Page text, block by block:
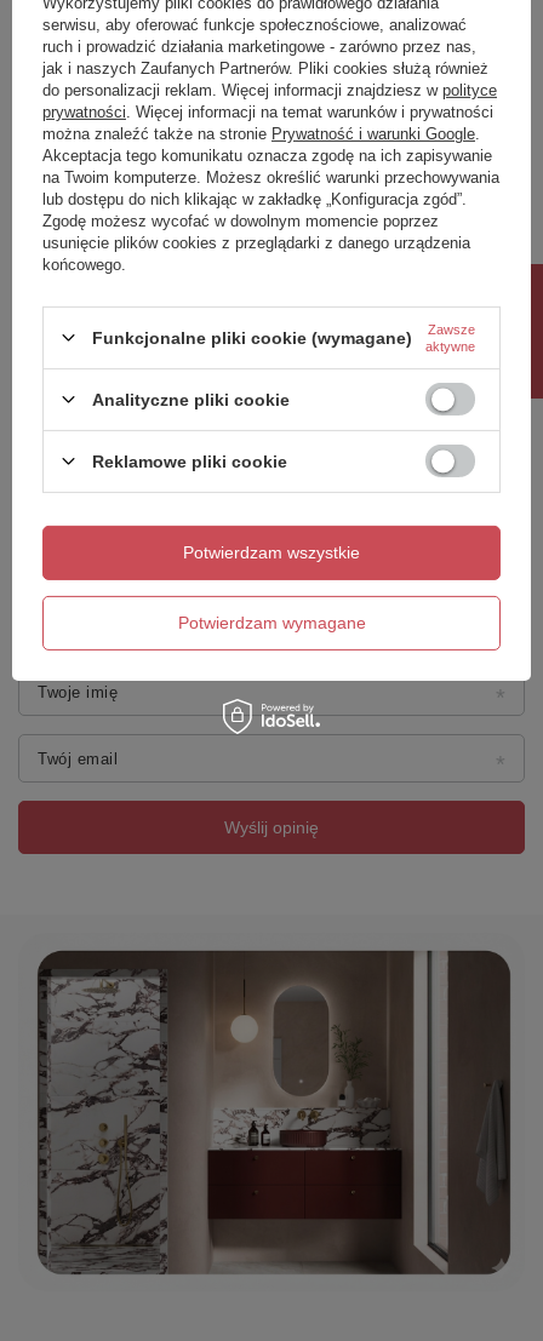
glebokosc 162
Potrzebujesz pomocy? Masz pytania?
Zadaj pytanie a my odpowiemy niezwłocznie,
najciekawsze pytania i odpowiedzi publikując
dla innych.
Zadaj pytanie
Napisz swoją opinię
Twoja ocena:
5/5
Twoje imię
Twój email
Wyślij opinię
serwisu, aby oferować funkcje społecznościowe, analizować
ruch i prowadzić działania marketingowe - zarówno przez nas,
jak i naszych Zaufanych Partnerów. Pliki cookies służą również
do personalizacji reklam. Więcej informacji znajdziesz w polityce
prywatności . Więcej informacji na temat warunków i prywatności
można znaleźć także na stronie Prywatność i warunki Google
Akceptacja tego komunikatu oznacza zgodę na ich zapisywanie
na Twoim komputerze. Możesz określić warunki przechowywania
lub dostępu do nich klikając w zakładkę „Konfiguracja zgód”.
Zgodę możesz wycofać w dowolnym momencie poprzez
usunięcie plików cookies z przeglądarki z danego urządzenia
końcowego.
Funkcjonalne pliki cookie (wymagane)
Zawsze
aktywne
Analityczne pliki cookie
Reklamowe pliki cookie
Potwierdzam wymagane
Potwierdzam wszystkie